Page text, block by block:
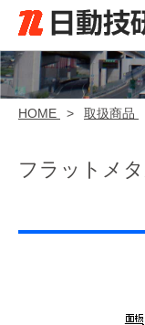
HOME > 取扱商品
フラットメ